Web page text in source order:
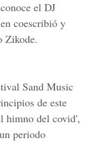
el DJ
coescribió y
Zikode.
Sand Music
de este
himno del covid',
periodo